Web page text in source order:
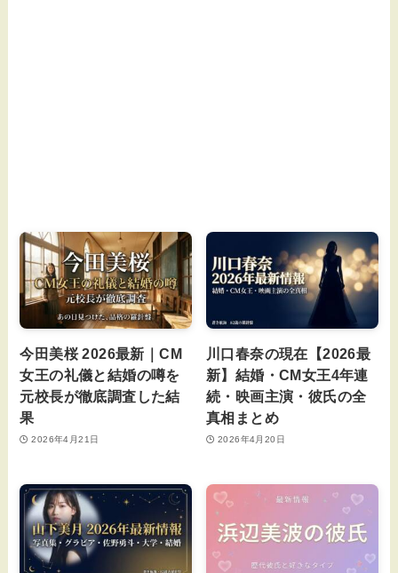
今田美桜 2026最新｜CM
女王の礼儀と結婚の噂を
元校長が徹底調査した結
果
2026年4月21日
川口春奈の現在【2026最
新】結婚・CM女王4年連
続・映画主演・彼氏の全
真相まとめ
2026年4月20日